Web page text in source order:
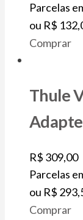
Parcelas
ou R$
Comprar
Thule
R$ 309,00
Parcelas
ou R$
Comprar